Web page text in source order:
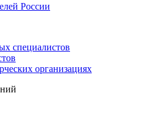
России
специалистов
организациях